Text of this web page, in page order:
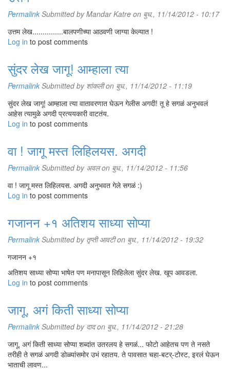
Permalink Submitted byMandar Katre on बुध., 11/14/2012 - 10:17
उत्तम लेख...............बालपणीच्या आठवणी जाग्या केल्यात !
Log in to post comments
सुंदर लेख जागू! आम्हाला त्या
Permalink Submitted by शांकलीon बुध., 11/14/2012 - 11:19
सुंदर लेख जागू! आम्हाला त्या वातावरणात घेऊन गेलीस अगदी! तू हे सगळं अनुभवलं
आहेस त्यामुळे अगदी प्रत्ययकारी वाटतंय.
Log in to post comments
वा ! जागू मस्त लिहिलयस. अगदी
Permalink Submitted by अवलon बुध., 11/14/2012 - 11:56
वा ! जागू मस्त लिहिलयस. अगदी अनुभवत गेले सगळं :)
Log in to post comments
गजानन +१ अतिशय साध्या सोप्या
Permalink Submitted by तृप्ती आवटीon बुध., 11/14/2012 - 19:32
गजानन +१
अतिशय साध्या सोप्या भाषेत पण मनापासून लिहिलेला सुंदर लेख. खूप आवडला.
Log in to post comments
जागू, अगं किती साध्या सोप्या
Permalink Submitted by दादon बुध., 11/14/2012 - 21:28
जागू, अगं किती साध्या सोप्या शब्दांत उतरलय हे सगळं... फोटो आहेतच पण ते नसते
तरीही ते सगळं अगदी डोळ्यांसमोर उभं रहातय. ते पावसात चहा-बटर्-टोस्ट, इरलं घेऊन
भाताची लावण...